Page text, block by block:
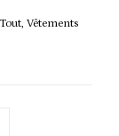
Tout, Vêtements